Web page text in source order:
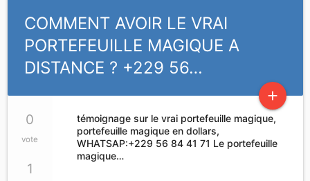
COMMENT AVOIR LE VRAI
PORTEFEUILLE MAGIQUE A
DISTANCE ? +229 56…
add
0
vote
1
témoignage sur le vrai portefeuille magique,
portefeuille magique en dollars,
WHATSAP:+229 56 84 41 71 Le portefeuille
magique…